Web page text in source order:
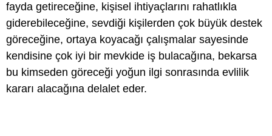
fayda getireceğine, kişisel ihtiyaçlarını rahatlıkla
giderebileceğine, sevdiği kişilerden çok büyük destek
göreceğine, ortaya koyacağı çalışmalar sayesinde
kendisine çok iyi bir mevkide iş bulacağına, bekarsa
bu kimseden göreceği yoğun ilgi sonrasında evlilik
kararı alacağına delalet eder.